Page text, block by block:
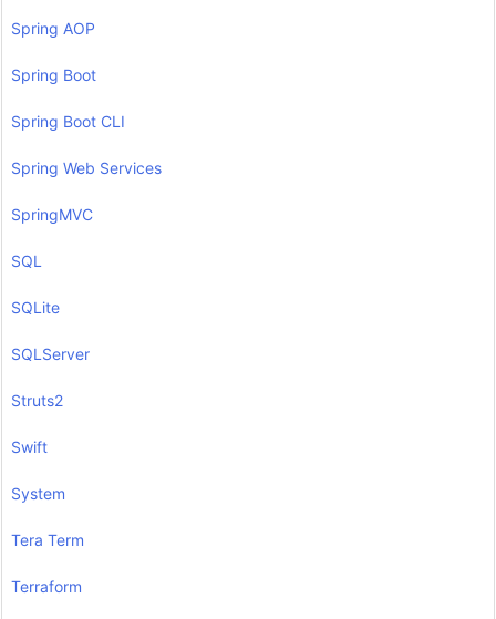
Spring AOP
Spring Boot
Spring Boot CLI
Spring Web Services
SpringMVC
SQL
SQLite
SQLServer
Struts2
Swift
System
Tera Term
Terraform